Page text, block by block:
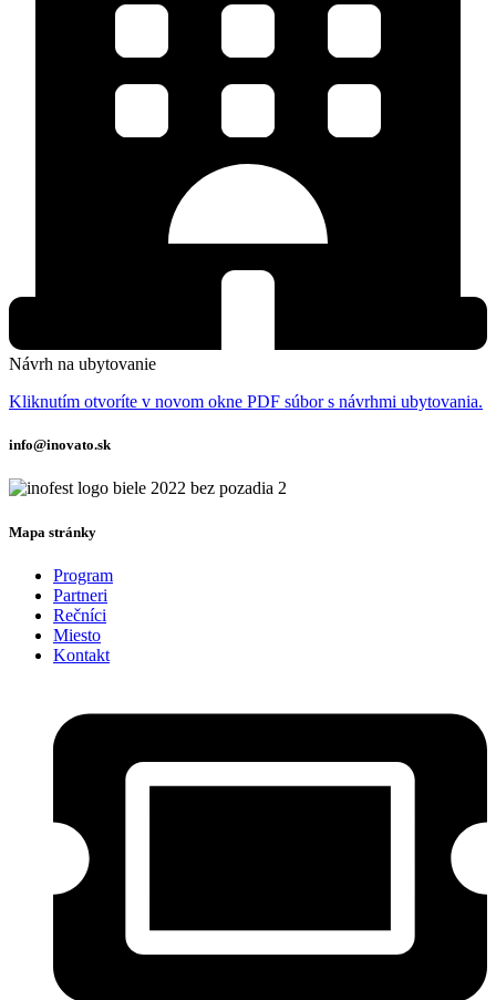
Návrh na ubytovanie
Kliknutím otvoríte v novom okne PDF súbor s návrhmi ubytovania.
info@inovato.sk
Mapa stránky
Program
Partneri
Rečníci
Miesto
Kontakt